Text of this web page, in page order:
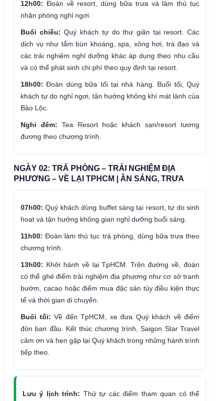
12h00: Đoàn về resort, dùng bữa trưa và làm thủ tục
nhận phòng nghỉ ngơi.
Buổi chiều: Quý khách tự do thư giãn tại resort. Các
dịch vụ như tắm bùn khoáng, spa, xông hơi, trà đạo và
các trải nghiệm nghỉ dưỡng khác áp dụng theo nhu cầu
và có thể phát sinh chi phí theo quy định tại resort.
18h00: Đoàn dùng bữa tối tại nhà hàng. Buổi tối, Quý
khách tự do nghỉ ngơi, tận hưởng không khí mát lành của
Bảo Lộc.
Nghỉ đêm: Tea Resort hoặc khách sạn/resort tương
đương theo chương trình.
NGÀY 02: TRẢ PHÒNG – TRẢI NGHIỆM ĐỊA
PHƯƠNG – VỀ LẠI TPHCM | ĂN SÁNG, TRƯA
07h00: Quý khách dùng buffet sáng tại resort, tự do sinh
hoạt và tận hưởng không gian nghỉ dưỡng buổi sáng.
11h00: Đoàn làm thủ tục trả phòng, dùng bữa trưa theo
chương trình.
13h00: Khởi hành về lại TpHCM. Trên đường về, đoàn
có thể ghé điểm trải nghiệm địa phương như cơ sở tranh
bướm, cacao hoặc điểm mua đặc sản tùy điều kiện thực
tế và thời gian di chuyển.
Buổi tối: Về đến TpHCM, xe đưa Quý khách về điểm
đón ban đầu. Kết thúc chương trình, Saigon Star Travel
cảm ơn và hẹn gặp lại Quý khách trong những hành trình
tiếp theo.
Lưu ý lịch trình: Thứ tự các điểm tham quan có thể